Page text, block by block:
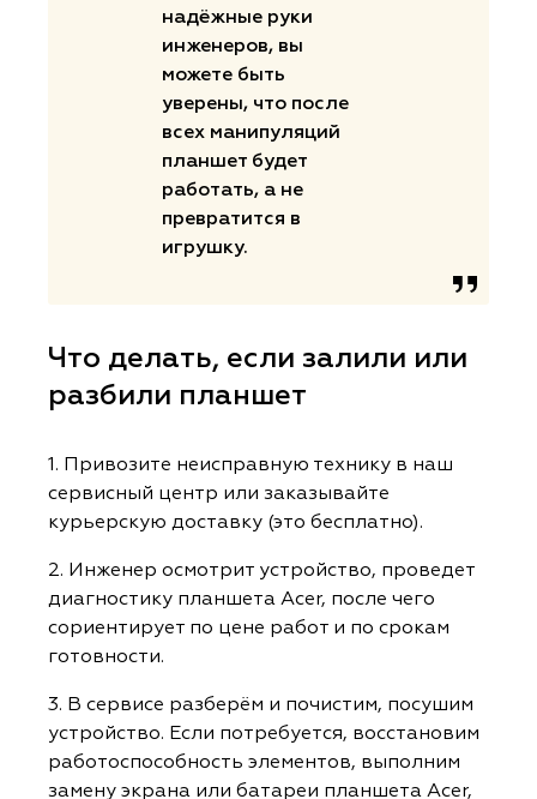
надёжные руки
инженеров, вы
можете быть
уверены, что после
всех манипуляций
планшет будет
работать, а не
превратится в
игрушку.
Что делать, если залили или
разбили планшет
1. Привозите неисправную технику в наш
сервисный центр или заказывайте
курьерскую доставку (это бесплатно).
2. Инженер осмотрит устройство, проведет
диагностику планшета Acer, после чего
сориентирует по цене работ и по срокам
готовности.
3. В сервисе разберём и почистим, посушим
устройство. Если потребуется, восстановим
работоспособность элементов, выполним
замену экрана или батареи планшета Acer,